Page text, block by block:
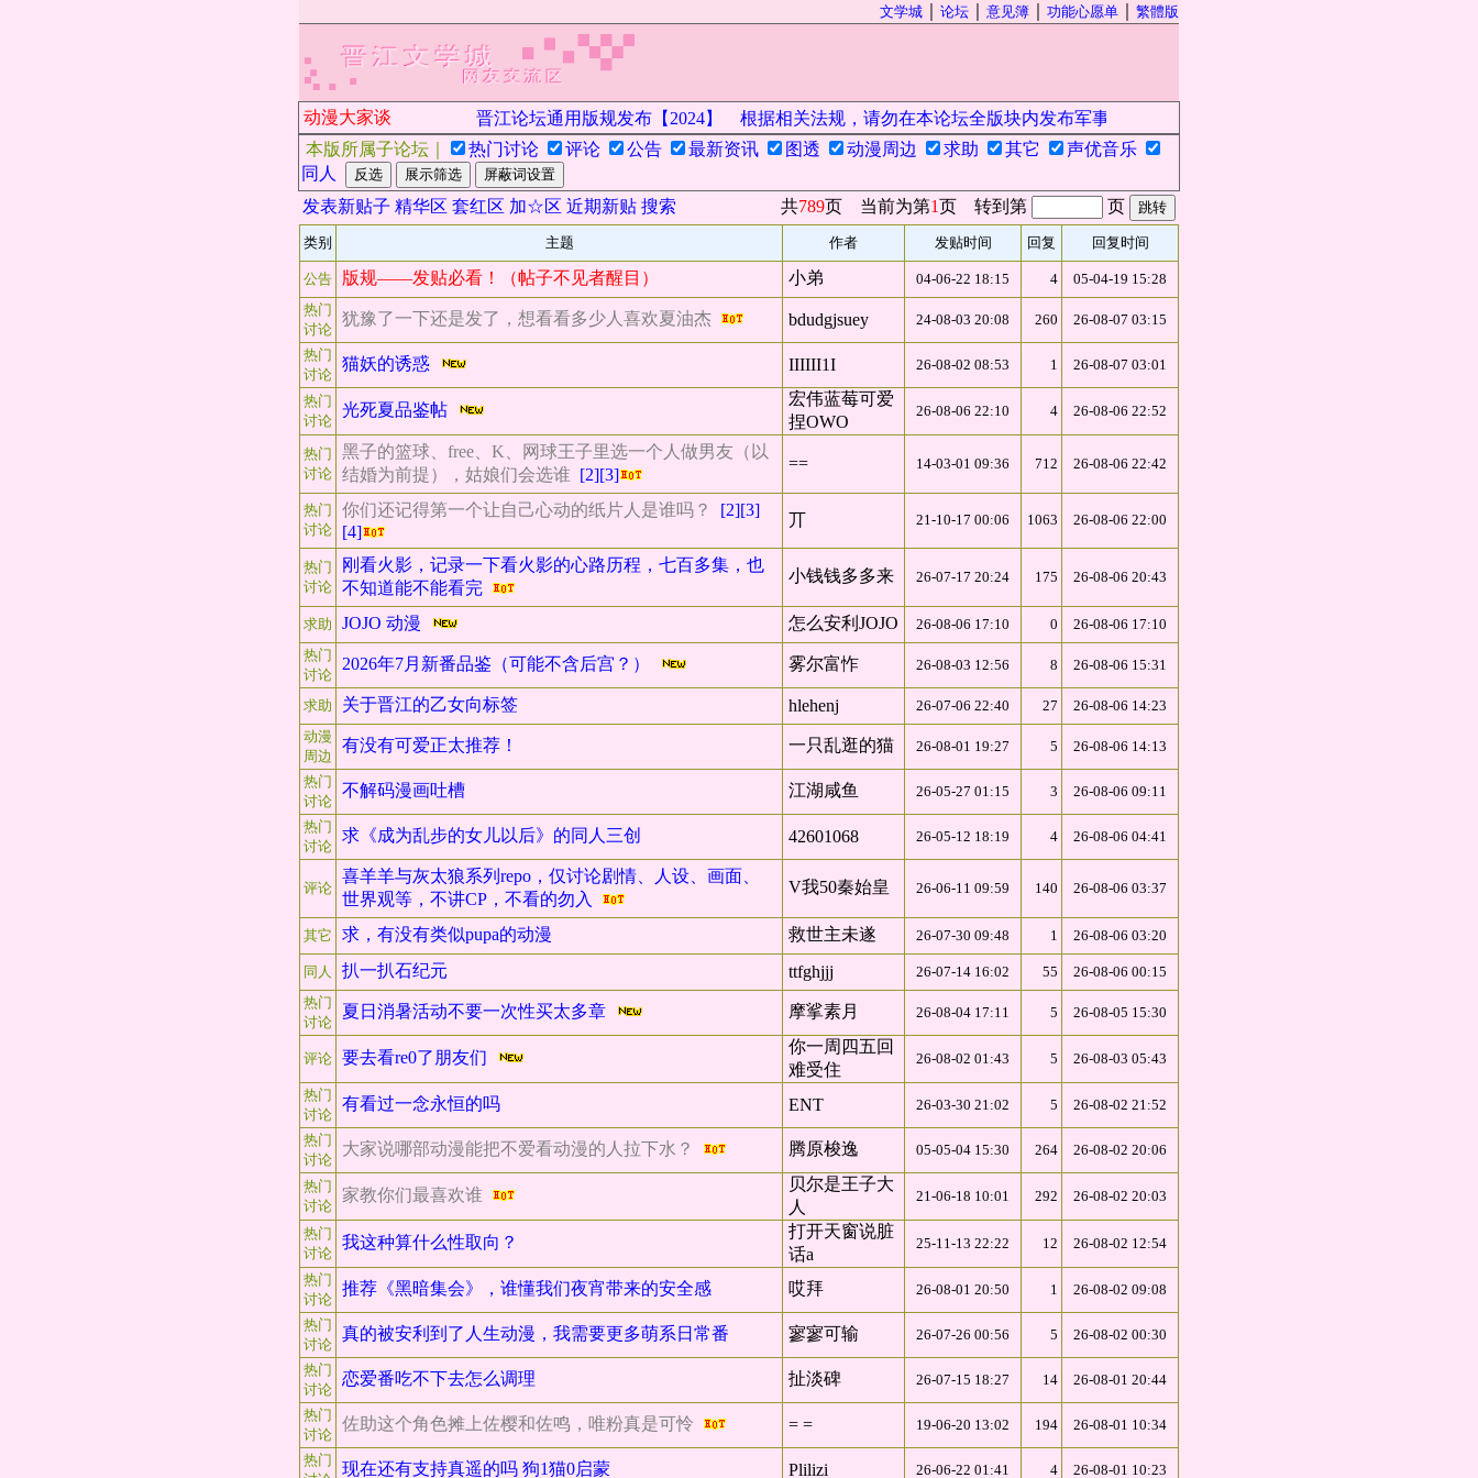
文学城 论坛 意见簿 功能心愿单 繁體版
动漫大家谈 晋江论坛通用版规发布【2024】 根据相关法规，请勿在本论坛全版块内发布军事、政治、经济等时政新闻信息及相关人员的任何
本版所属子论坛｜
热门讨论 评论 公告 最新资讯 图透 动漫周边 求助 其它
声优音乐
同人
屏蔽词设置
发表新贴子 精华区 套红区 加☆区 近期新贴 搜索 共789页 当前为第1页 转到第 页
类别 主题 作者 发贴时间 回复 回复时间
公告 版规——发贴必看！（帖子不见者醒目） 小弟 04-06-22 18:15 4
05-04-19 15:28
热门
讨论
犹豫了一下还是发了，想看看多少人喜欢夏油杰 bdudgjsuey 24-08-03 20:08 260 26-08-07 03:15
热门
讨论
猫妖的诱惑 IIIIII1I 26-08-02 08:53 1 26-08-07 03:01
热门
讨论
光死夏品鉴帖
宏伟蓝莓可爱
捏OWO
26-08-06 22:10 4 26-08-06 22:52
热门
讨论
黑子的篮球、free、K、网球王子里选一个人做男友（以
结婚为前提），姑娘们会选谁 [2][3]
== 14-03-01 09:36 712 26-08-06 22:42
热门
讨论
你们还记得第一个让自己心动的纸片人是谁吗？ [2][3]
[4]
丌 21-10-17 00:06 1063 26-08-06 22:00
热门
讨论
刚看火影，记录一下看火影的心路历程，七百多集，也
不知道能不能看完
小钱钱多多来 26-07-17 20:24 175 26-08-06 20:43
求助 JOJO 动漫 怎么安利JOJO 26-08-06 17:10 0
26-08-06 17:10
热门
讨论
2026年7月新番品鉴（可能不含后宫？） 雾尔富怍 26-08-03 12:56 8 26-08-06 15:31
求助 关于晋江的乙女向标签 hlehenj 26-07-06 22:40 27
26-08-06 14:23
动漫
周边
有没有可爱正太推荐！ 一只乱逛的猫 26-08-01 19:27 5 26-08-06 14:13
热门
讨论
不解码漫画吐槽 江湖咸鱼 26-05-27 01:15 3 26-08-06 09:11
热门
讨论
求《成为乱步的女儿以后》的同人三创 42601068 26-05-12 18:19 4 26-08-06 04:41
评论
喜羊羊与灰太狼系列repo，仅讨论剧情、人设、画面、
世界观等，不讲CP，不看的勿入
V我50秦始皇 26-06-11 09:59 140 26-08-06 03:37
其它 求，有没有类似pupa的动漫 救世主未遂 26-07-30 09:48 1 26-08-06 03:20
同人 扒一扒石纪元 ttfghjjj 26-07-14 16:02 55
26-08-06 00:15
热门
讨论
夏日消暑活动不要一次性买太多章 摩挲素月 26-08-04 17:11 5 26-08-05 15:30
评论 要去看re0了朋友们
你一周四五回
难受住
26-08-02 01:43 5 26-08-03 05:43
热门
讨论
有看过一念永恒的吗 ENT 26-03-30 21:02 5 26-08-02 21:52
热门
讨论
大家说哪部动漫能把不爱看动漫的人拉下水？ 腾原梭逸 05-05-04 15:30 264 26-08-02 20:06
热门
讨论
家教你们最喜欢谁
贝尔是王子大
人
21-06-18 10:01 292 26-08-02 20:03
热门
讨论
我这种算什么性取向？
打开天窗说脏
话a
25-11-13 22:22 12 26-08-02 12:54
热门
讨论
推荐《黑暗集会》，谁懂我们夜宵带来的安全感 哎拜 26-08-01 20:50 1 26-08-02 09:08
热门
讨论
真的被安利到了人生动漫，我需要更多萌系日常番 寥寥可输 26-07-26 00:56 5 26-08-02 00:30
热门
讨论
恋爱番吃不下去怎么调理 扯淡碑 26-07-15 18:27 14 26-08-01 20:44
热门
讨论
佐助这个角色摊上佐樱和佐鸣，唯粉真是可怜 = = 19-06-20 13:02 194 26-08-01 10:34
热门
现在还有支持真遥的吗 狗1猫0启蒙 Plilizi 26-06-22 01:41 4 26-08-01 10:23